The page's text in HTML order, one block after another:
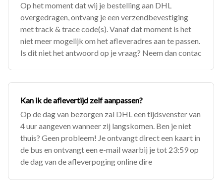
Op het moment dat wij je bestelling aan DHL
overgedragen, ontvang je een verzendbevestiging
met track & trace code(s). Vanaf dat moment is het
niet meer mogelijk om het afleveradres aan te passen.
Is dit niet het antwoord op je vraag? Neem dan contac
Kan ik de aflevertijd zelf aanpassen?
Op de dag van bezorgen zal DHL een tijdsvenster van
4 uur aangeven wanneer zij langskomen. Ben je niet
thuis? Geen probleem! Je ontvangt direct een kaart in
de bus en ontvangt een e-mail waarbij je tot 23:59 op
de dag van de afleverpoging online dire